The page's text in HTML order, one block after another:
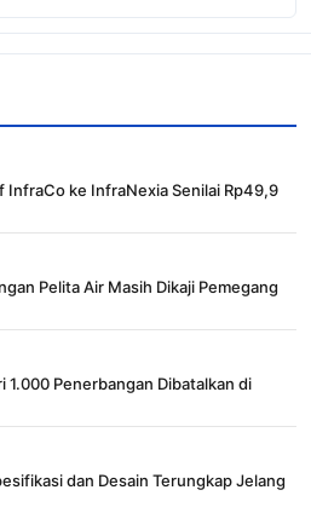
InfraCo ke InfraNexia Senilai Rp49,9
Pelita Air Masih Dikaji Pemegang
1.000 Penerbangan Dibatalkan di
dan Desain Terungkap Jelang